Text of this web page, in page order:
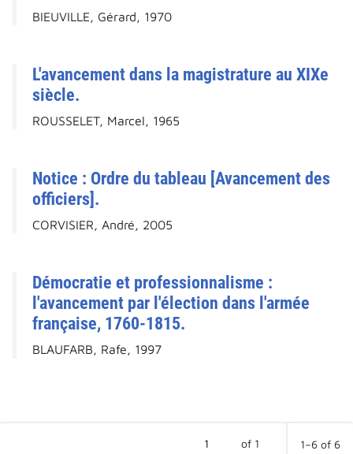
BIEUVILLE, Gérard, 1970
L'avancement dans la magistrature au XIXe
siècle.
ROUSSELET, Marcel, 1965
Notice : Ordre du tableau [Avancement des
officiers].
CORVISIER, André, 2005
Démocratie et professionnalisme :
l'avancement par l'élection dans l'armée
française, 1760-1815.
BLAUFARB, Rafe, 1997
of 1 1–6 of 6